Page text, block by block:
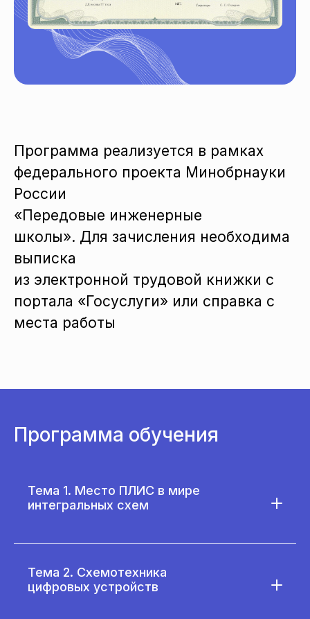
Программа реализуется в рамках
федерального проекта Минобрнауки
России
«Передовые инженерные
школы». Для зачисления необходима
выписка
из электронной трудовой книжки с
портала «Госуслуги» или справка с
места работы
Программа обучения
Тема 1. Место ПЛИС в мире
интегральных схем
Тема 2. Схемотехника
цифровых устройств